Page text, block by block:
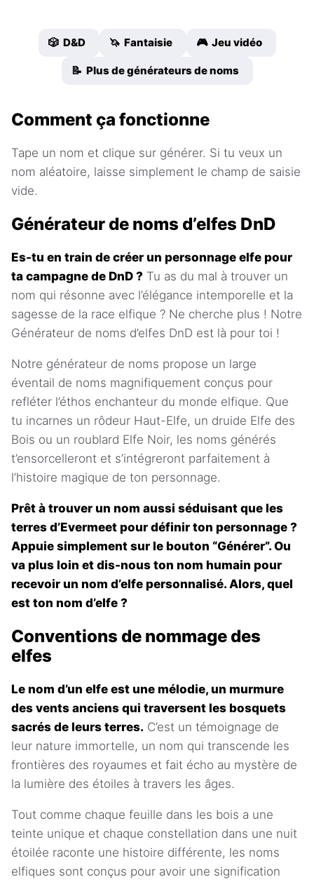
🎲 D&D 🦄 Fantaisie 🎮 Jeu vidéo
📝 Plus de générateurs de noms
Comment ça fonctionne
Tape un nom et clique sur générer. Si tu veux un
nom aléatoire, laisse simplement le champ de saisie
vide.
Générateur de noms d’elfes DnD
Es-tu en train de créer un personnage elfe pour
ta campagne de DnD ? Tu as du mal à trouver un
nom qui résonne avec l’élégance intemporelle et la
sagesse de la race elfique ? Ne cherche plus ! Notre
Générateur de noms d’elfes DnD est là pour toi !
Notre générateur de noms propose un large
éventail de noms magnifiquement conçus pour
refléter l’éthos enchanteur du monde elfique. Que
tu incarnes un rôdeur Haut-Elfe, un druide Elfe des
Bois ou un roublard Elfe Noir, les noms générés
t’ensorcelleront et s’intégreront parfaitement à
l’histoire magique de ton personnage.
Prêt à trouver un nom aussi séduisant que les
terres d’Evermeet pour définir ton personnage ?
Appuie simplement sur le bouton “Générer”. Ou
va plus loin et dis-nous ton nom humain pour
recevoir un nom d’elfe personnalisé. Alors, quel
est ton nom d’elfe ?
Conventions de nommage des
elfes
Le nom d’un elfe est une mélodie, un murmure
des vents anciens qui traversent les bosquets
sacrés de leurs terres. C’est un témoignage de
leur nature immortelle, un nom qui transcende les
frontières des royaumes et fait écho au mystère de
la lumière des étoiles à travers les âges.
Tout comme chaque feuille dans les bois a une
teinte unique et chaque constellation dans une nuit
étoilée raconte une histoire différente, les noms
elfiques sont conçus pour avoir une signification